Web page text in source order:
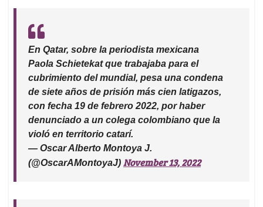
En Qatar, sobre la periodista mexicana
Paola Schietekat que trabajaba para el
cubrimiento del mundial, pesa una condena
de siete años de prisión más cien latigazos,
con fecha 19 de febrero 2022, por haber
denunciado a un colega colombiano que la
violó en territorio catarí.
— Oscar Alberto Montoya J.
(@OscarAMontoyaJ) November 13, 2022